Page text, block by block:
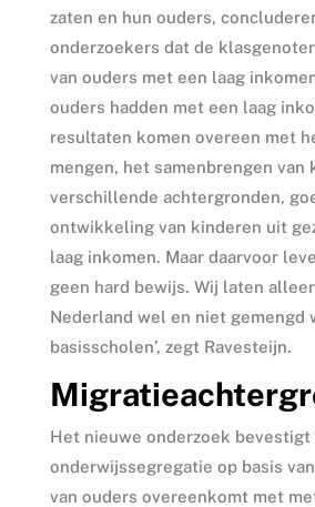
zaten en hun ouders,
onderzoekers dat de
van ouders met een laag
ouders hadden met een laag
resultaten komen overeen met
mengen, het samenbrengen van
verschillende achtergronden,
ontwikkeling van kinderen uit
laag inkomen. Maar daarvoor
geen hard bewijs. Wij laten
Nederland wel en niet gemengd
basisscholen’, zegt Ravesteijn.
Het nieuwe onderzoek
onderwijssegregatie op basis
van ouders overeenkomt met